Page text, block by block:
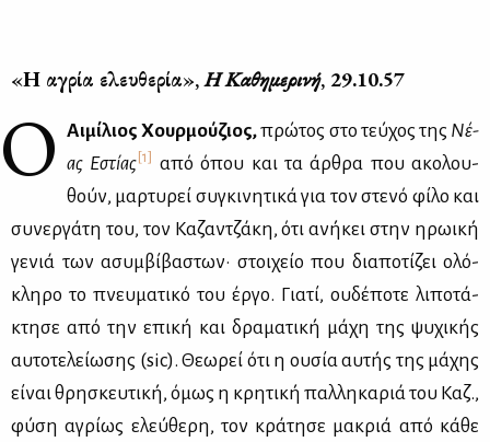
«Η αγρία ελευ­θε­ρία»,Η Κα­θη­με­ρι­νή, 29.10.57
Ο Αι­μί­λιος Χουρ­μού­ζιος,πρώ­τος στο τεύ­χος της Νέ­
ας Εστί­ας[1] από όπου και τα άρ­θρα που ακο­λου­
θούν, μαρ­τυ­ρεί συ­γκι­νη­τι­κά για τον στε­νό φί­λο και
συ­νερ­γά­τη του, τον Κα­ζαν­τζά­κη, ότι ανή­κει στην ηρω­ι­κή
γε­νιά των ασυμ­βί­βα­στων· στοι­χείο που δια­πο­τί­ζει ολό­
κλη­ρο το πνευ­μα­τι­κό του έρ­γο. Για­τί, ου­δέ­πο­τε λι­πο­τά­
κτη­σε από την επι­κή και δρα­μα­τι­κή μά­χη της ψυ­χι­κής
αυ­το­τε­λεί­ω­σης (sic). Θε­ω­ρεί ότι η ου­σία αυ­τής της μά­χης
εί­ναι θρη­σκευ­τι­κή, όμως η κρη­τι­κή παλ­λη­κα­ριά του Καζ.,
φύ­ση αγρί­ως ελεύ­θε­ρη, τον κρά­τη­σε μα­κριά από κά­θε